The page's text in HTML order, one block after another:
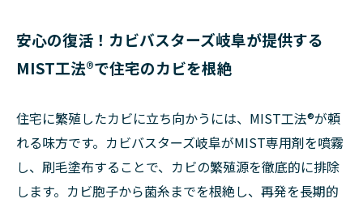
安心の復活！カビバスターズ岐阜が提供する
MIST工法®で住宅のカビを根絶
住宅に繁殖したカビに立ち向かうには、MIST工法®が頼
れる味方です。カビバスターズ岐阜がMIST専用剤を噴霧
し、刷毛塗布することで、カビの繁殖源を徹底的に排除
します。カビ胞子から菌糸までを根絶し、再発を長期的